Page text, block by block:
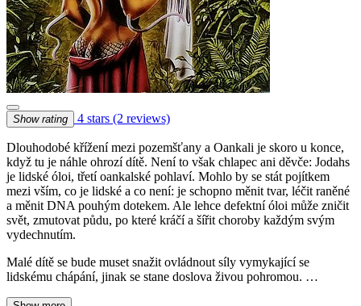
Show rating 4 stars (2 reviews)
Dlouhodobé křížení mezi pozemšťany a Oankali je skoro u konce,
když tu je náhle ohrozí dítě. Není to však chlapec ani děvče: Jodahs
je lidské óloi, třetí oankalské pohlaví. Mohlo by se stát pojítkem
mezi vším, co je lidské a co není: je schopno měnit tvar, léčit raněné
a měnit DNA pouhým dotekem. Ale lehce defektní óloi může zničit
svět, zmutovat půdu, po které kráčí a šířit choroby každým svým
vydechnutím.
Malé dítě se bude muset snažit ovládnout síly vymykající se
lidskému chápání, jinak se stane doslova živou pohromou. …